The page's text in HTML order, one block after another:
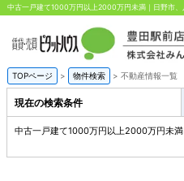
TOPページ > 物件検索 > 不動産情報一覧
現在の検索条件
中古一戸建て1000万円以上2000万円未満